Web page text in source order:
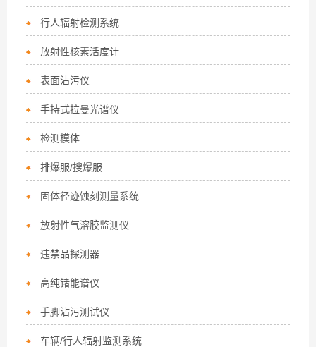
行人辐射检测系统
放射性核素活度计
表面沾污仪
手持式拉曼光谱仪
检测模体
排爆服/搜爆服
固体径迹蚀刻测量系统
放射性气溶胶监测仪
违禁品探测器
高纯锗能谱仪
手脚沾污测试仪
车辆/行人辐射监测系统